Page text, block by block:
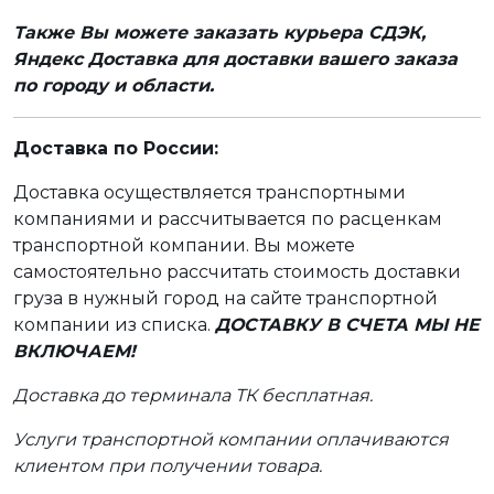
Также Вы можете заказать курьера СДЭК,
Яндекс Доставка для доставки вашего заказа
по городу и области.
Доставка по России:
Доставка осуществляется транспортными
компаниями и рассчитывается по расценкам
транспортной компании. Вы можете
самостоятельно рассчитать стоимость доставки
груза в нужный город на сайте транспортной
компании из списка. ДОСТАВКУ В СЧЕТА МЫ НЕ
ВКЛЮЧАЕМ!
Доставка до терминала ТК бесплатная.
Услуги транспортной компании оплачиваются
клиентом при получении товара.